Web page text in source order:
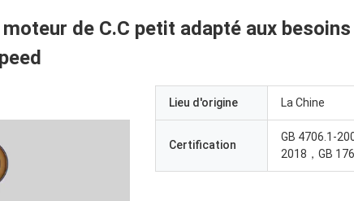
de C.C petit adapté aux
Lieu d'origine La Chine
Certification
GB 4706.1-
2018，GB